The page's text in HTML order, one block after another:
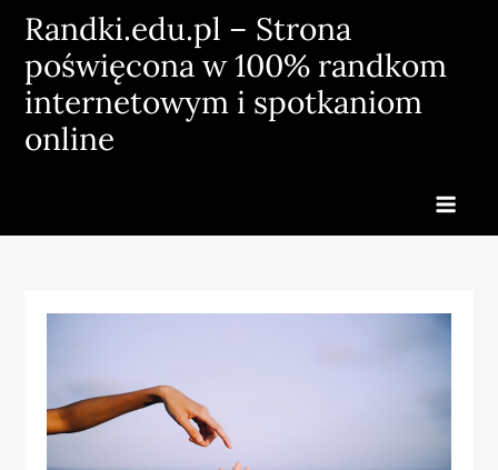
Skip
content
Randki.edu.pl – Strona
poświęcona w 100% randkom
internetowym i spotkaniom
online